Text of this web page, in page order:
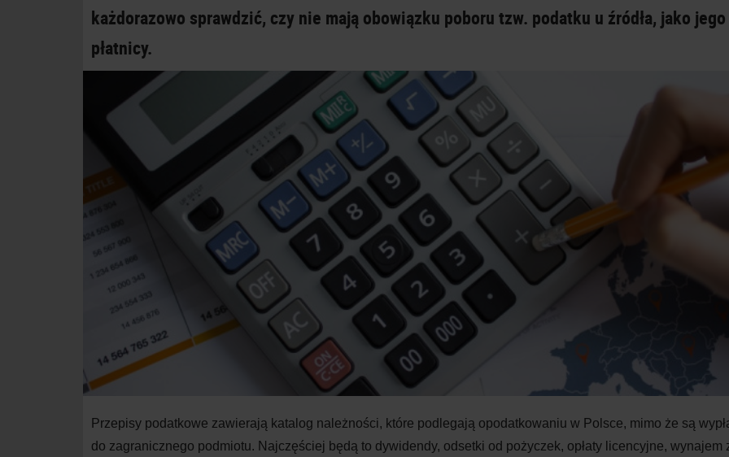
każdorazowo sprawdzić, czy nie mają obowiązku poboru tzw. podatku u źródła, jako jego
płatnicy.
Przepisy podatkowe zawierają katalog należności, które podlegają opodatkowaniu w Polsce, mimo że są
do zagranicznego podmiotu. Najczęściej będą to dywidendy, odsetki od pożyczek, opłaty licencyjne, wynajem